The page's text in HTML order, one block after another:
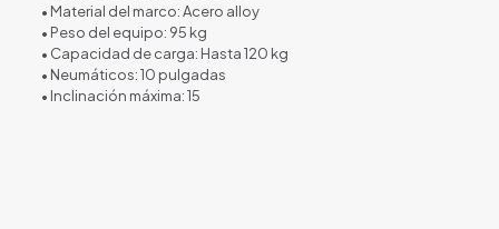
• Material del marco: Acero alloy
• Peso del equipo: 95 kg
• Capacidad de carga: Hasta 120 kg
• Neumáticos: 10 pulgadas
• Inclinación máxima: 15